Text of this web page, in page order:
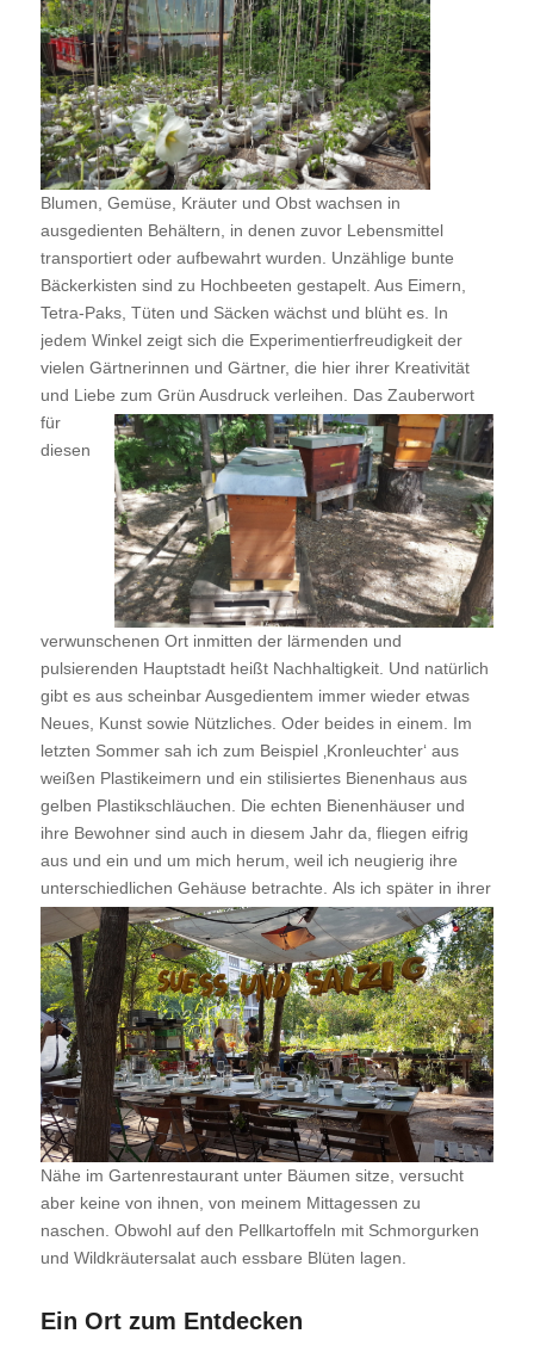
Blumen, Gemüse, Kräuter und Obst wachsen in
ausgedienten Behältern, in denen zuvor Lebensmittel
transportiert oder aufbewahrt wurden. Unzählige bunte
Bäckerkisten sind zu Hochbeeten gestapelt. Aus Eimern,
Tetra-Paks, Tüten und Säcken wächst und blüht es. In
jedem Winkel zeigt sich die Experimentierfreudigkeit der
vielen Gärtnerinnen und Gärtner, die hier ihrer Kreativität
und Liebe zum Grün Ausdruck verleihen. Das Zauberwort
für
diesen
verwunschenen Ort inmitten der lärmenden und
pulsierenden Hauptstadt heißt Nachhaltigkeit. Und natürlich
gibt es aus scheinbar Ausgedientem immer wieder etwas
Neues, Kunst sowie Nützliches. Oder beides in einem. Im
letzten Sommer sah ich zum Beispiel ‚Kronleuchter‘ aus
weißen Plastikeimern und ein stilisiertes Bienenhaus aus
gelben Plastikschläuchen. Die echten Bienenhäuser und
ihre Bewohner sind auch in diesem Jahr da, fliegen eifrig
aus und ein und um mich herum, weil ich neugierig ihre
unterschiedlichen Gehäuse betrachte. Als ich später in ihrer
Nähe im Gartenrestaurant unter Bäumen sitze, versucht
aber keine von ihnen, von meinem Mittagessen zu
naschen. Obwohl auf den Pellkartoffeln mit Schmorgurken
und Wildkräutersalat auch essbare Blüten lagen.
Ein Ort zum Entdecken